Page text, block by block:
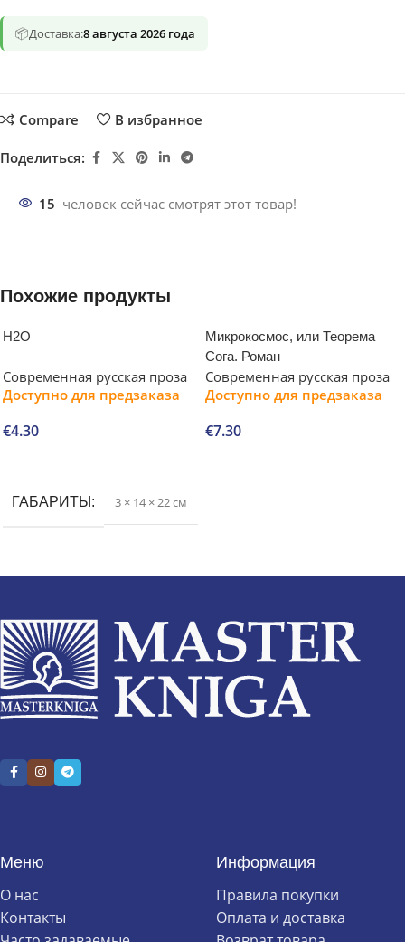
📦Доставка:8 августа 2026 года
Compare В избранное
Поделиться:
15 человек сейчас смотрят этот товар!
Похожие продукты
H2O
Современная русская проза
Доступно для предзаказа
€4.30
ГАБАРИТЫ 3 × 14 × 22 см
Микрокосмос, или Теорема
Сога. Роман
Современная русская проза
Доступно для предзаказа
€7.30
Меню
О нас
Контакты
Информация
Правила покупки
Оплата и доставка